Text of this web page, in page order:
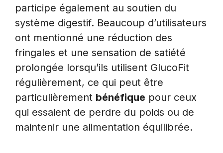
participe également au soutien du
système digestif. Beaucoup d’utilisateurs
ont mentionné une réduction des
fringales et une sensation de satiété
prolongée lorsqu’ils utilisent GlucoFit
régulièrement, ce qui peut être
particulièrement bénéfique pour ceux
qui essaient de perdre du poids ou de
maintenir une alimentation équilibrée.